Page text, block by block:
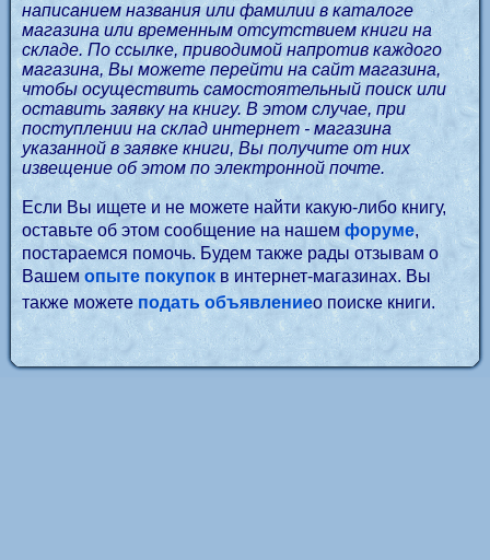
написанием названия или фамилии в каталоге
магазина или временным отсутствием книги на
складе. По ссылке, приводимой напротив каждого
магазина, Вы можете перейти на сайт магазина,
чтобы осуществить самостоятельный поиск или
оставить заявку на книгу. В этом случае, при
поступлении на склад интернет - магазина
указанной в заявке книги, Вы получите от них
извещение об этом по электронной почте.
Если Вы ищете и не можете найти какую-либо книгу,
оставьте об этом сообщение на нашем форуме,
постараемся помочь. Будем также рады отзывам о
Вашем опыте покупок в интернет-магазинах. Вы
также можетеподать объявлениео поиске книги.